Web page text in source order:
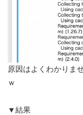
原因はよくわかりま
ｗ
▼結果